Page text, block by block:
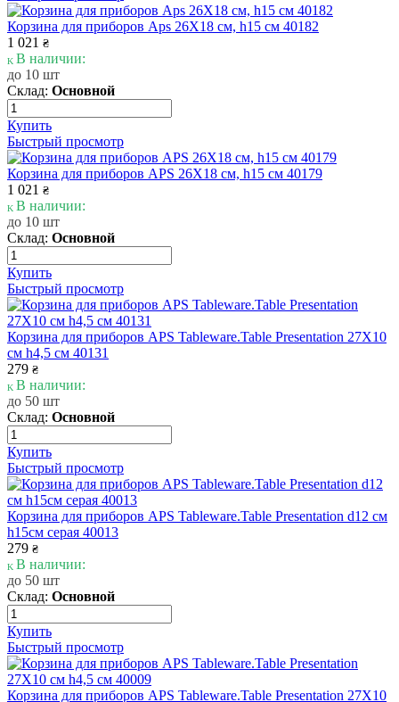
Корзина для приборов Aps 26Х18 см, h15 см 40182
1 021 ₴
В наличии:
до 10 шт
Склад: Основной
Купить
Быстрый просмотр
Корзина для приборов APS 26Х18 см, h15 см 40179
1 021 ₴
В наличии:
до 10 шт
Склад: Основной
Купить
Быстрый просмотр
Корзина для приборов APS Tableware.Table Presentation 27Х10
см h4,5 см 40131
279 ₴
В наличии:
до 50 шт
Склад: Основной
Купить
Быстрый просмотр
Корзина для приборов APS Tableware.Table Presentation d12 см
h15см серая 40013
279 ₴
В наличии:
до 50 шт
Склад: Основной
Купить
Быстрый просмотр
Корзина для приборов APS Tableware.Table Presentation 27Х10